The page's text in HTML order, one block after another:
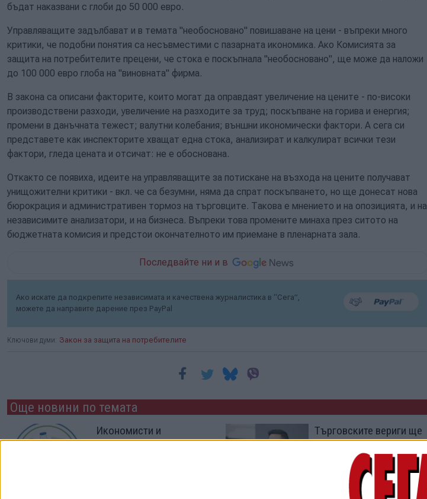
бъдат наказвани с глоби до 50 000 евро.
Управляващите задълбават и в темата "необосновано" повишаване на цени - въпреки много
критики, че подобни понятия са несъвместими с пазарната икономика. Ако Комисията за
защита на потребителите прецени, че стока е поскъпнала "необосновано", ще може да наложи
до 100 000 евро глоба на "виновната" фирма.
В закона са описани факторите, които могат да оправдаят увеличение на цените - по-високи
производствени разходи, увеличение на разходите за труд; поскъпване на горива и енергия;
промени в данъчната тежест; валутни колебания; външни икономически фактори. А сега си
представете как инспекторите хващат една стока, анализират и калкулират всички тези
фактори, гледа цената и отсичат: не е обоснована.
Откакто се появиха, идеите на управляващите за потискане на възхода на цените получават
унищожителни критики - вкл. че са безумни, няма да спрат поскъпването, но ще донесат нова
бюрокрация и административен тормоз на търговците. Такова е мнението и на опозицията, и на
независимите анализатори, и на бизнеса. Въпреки това промените минаха през ситото на
бюджетната комисия и предстои окончателното им приемане в пленарната зала.
Последвайте ни и в
Ако искате да подкрепите независимата и качествена журналистика в “Сега”,
можете да направите дарение през PayPal
Ключови думи: Закон за защита на потребителите
Още новини по темата
Икономисти и
производители са
Търговските вериги ще
свалят цените с поне
15% за 6 месеца
08 Юни 2026